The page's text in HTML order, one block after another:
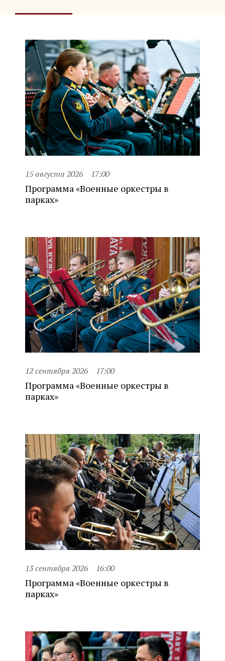
15 августа 2026 17:00
Программа «Военные оркестры в
парках»
12 сентября 2026 17:00
Программа «Военные оркестры в
парках»
13 сентября 2026 16:00
Программа «Военные оркестры в
парках»